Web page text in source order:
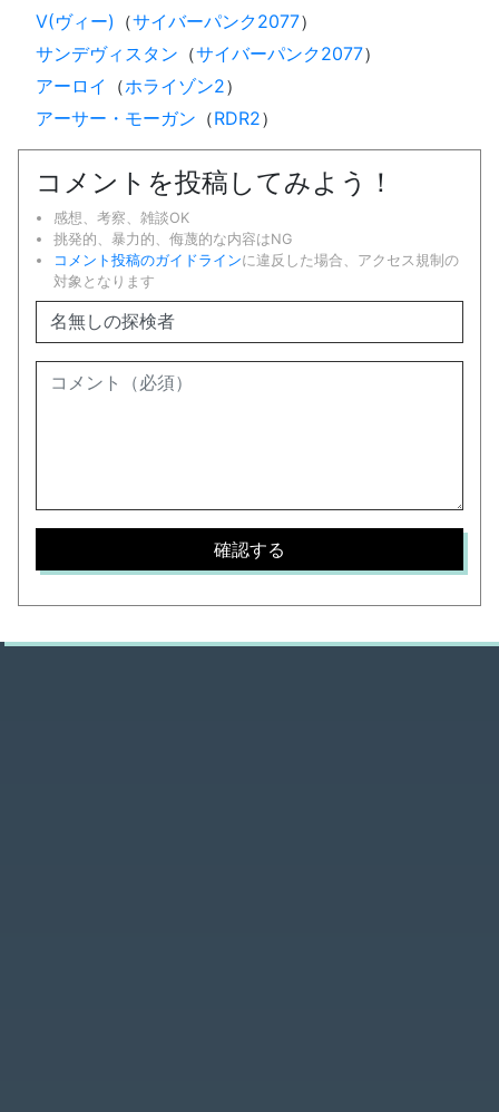
V(ヴィー) （サイバーパンク2077）
サンデヴィスタン （サイバーパンク2077）
アーロイ
（ホライゾン2）
アーサー・モーガン （RDR2）
コメントを投稿してみよう！
感想、考察、雑談OK
挑発的、暴力的、侮蔑的な内容はNG
コメント投稿のガイドラインに違反した場合、アクセス規制の
対象となります